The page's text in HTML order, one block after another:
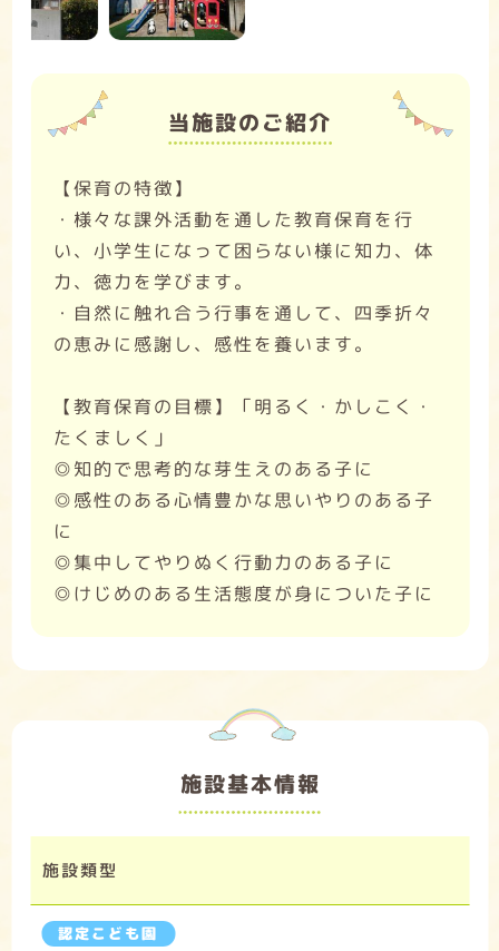
当施設のご紹介
【保育の特徴】
・様々な課外活動を通した教育保育を行
い、小学生になって困らない様に知力、体
力、徳力を学びます。
・自然に触れ合う行事を通して、四季折々
の恵みに感謝し、感性を養います。
【教育保育の目標】「明るく・かしこく・
たくましく」
◎知的で思考的な芽生えのある子に
◎感性のある心情豊かな思いやりのある子
に
◎集中してやりぬく行動力のある子に
◎けじめのある生活態度が身についた子に
施設基本情報
施設類型
認定こども園